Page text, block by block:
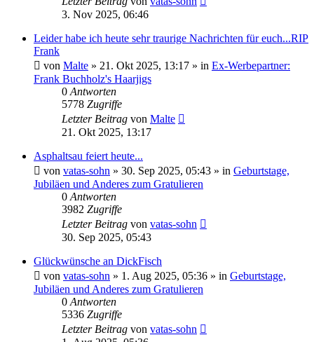
3. Nov 2025, 06:46
Leider habe ich heute sehr traurige Nachrichten für euch...RIP
Frank
von Malte » 21. Okt 2025, 13:17 » in Ex-Werbepartner:
Frank Buchholz's Haarjigs
0 Antworten
5778 Zugriffe
Letzter Beitrag von Malte
21. Okt 2025, 13:17
Asphaltsau feiert heute...
von vatas-sohn » 30. Sep 2025, 05:43 » in Geburtstage,
Jubiläen und Anderes zum Gratulieren
0 Antworten
3982 Zugriffe
Letzter Beitrag von vatas-sohn
30. Sep 2025, 05:43
Glückwünsche an DickFisch
von vatas-sohn » 1. Aug 2025, 05:36 » in Geburtstage,
Jubiläen und Anderes zum Gratulieren
0 Antworten
5336 Zugriffe
Letzter Beitrag von vatas-sohn